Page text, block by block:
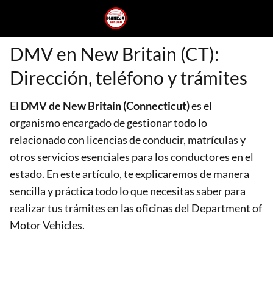
DMV en New Britain (CT):
Dirección, teléfono y trámites
El DMV de New Britain (Connecticut)es el
organismo encargado de gestionar todo lo
relacionado con licencias de conducir, matrículas y
otros servicios esenciales para los conductores en el
estado. En este artículo, te explicaremos de manera
sencilla y práctica todo lo que necesitas saber para
realizar tus trámites en las oficinas del Department of
Motor Vehicles.